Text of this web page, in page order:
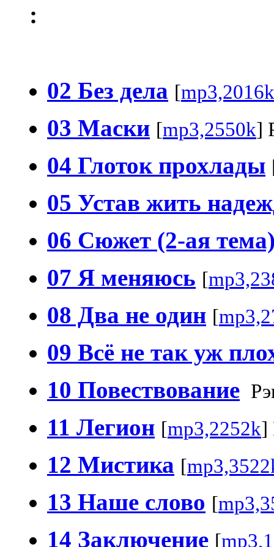
:
02 Без дела [mp3,2016k
03 Маски [mp3,2550k]
04 Глоток прохлады
05 Устав жить
06 Сюжет (2-ая
07 Я меняюсь [
08 Два не один [
09 Всё не так уж
10 Повествование
11 Легион [mp3,2252k]
12 Мистика [
13 Наше cлово [
14 Заключение [